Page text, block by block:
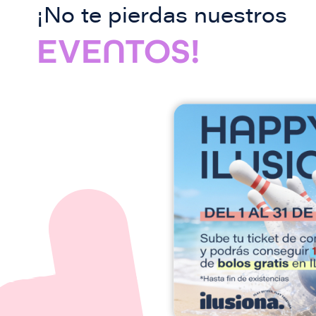
¡No te pierdas nuestros
EVENTOS!
I
g